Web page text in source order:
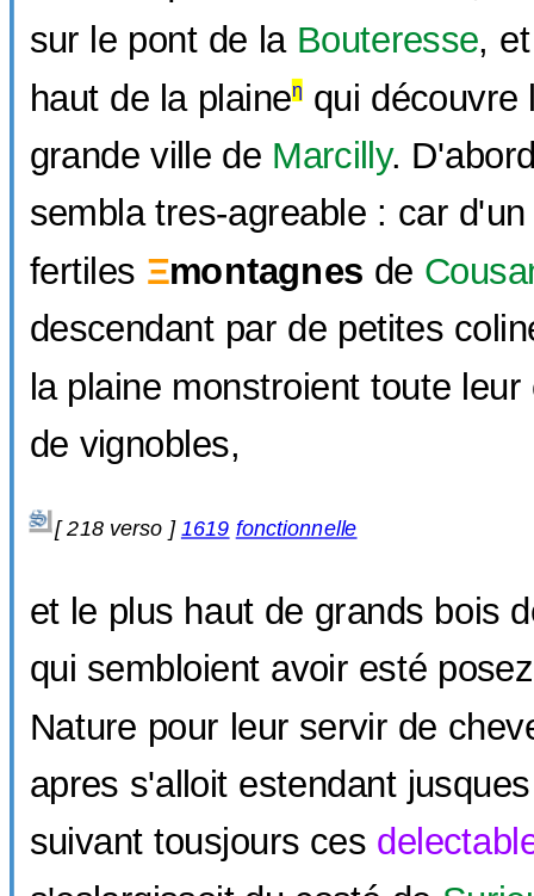
sur le pont de la Bouteresse,
haut de la plaineηqui découvre
grande ville de Marcilly.
sembla tres-agreable : car
fertiles Ξmontagnes de
descendant par de petites
la plaine monstroient toute leur
de vignobles,
[ 218 verso ]1619 fonctionnelle
et le plus haut de grands bois
qui sembloient avoir esté
Nature pour leur servir de
apres s'alloit estendant
suivant tousjours ces